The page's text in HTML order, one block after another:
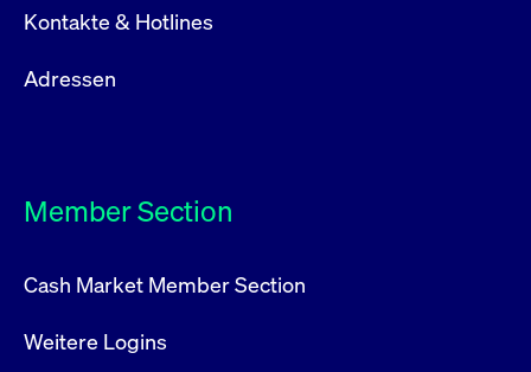
Kontakte & Hotlines
Adressen
Member Section
Cash Market Member Section
Weitere Logins